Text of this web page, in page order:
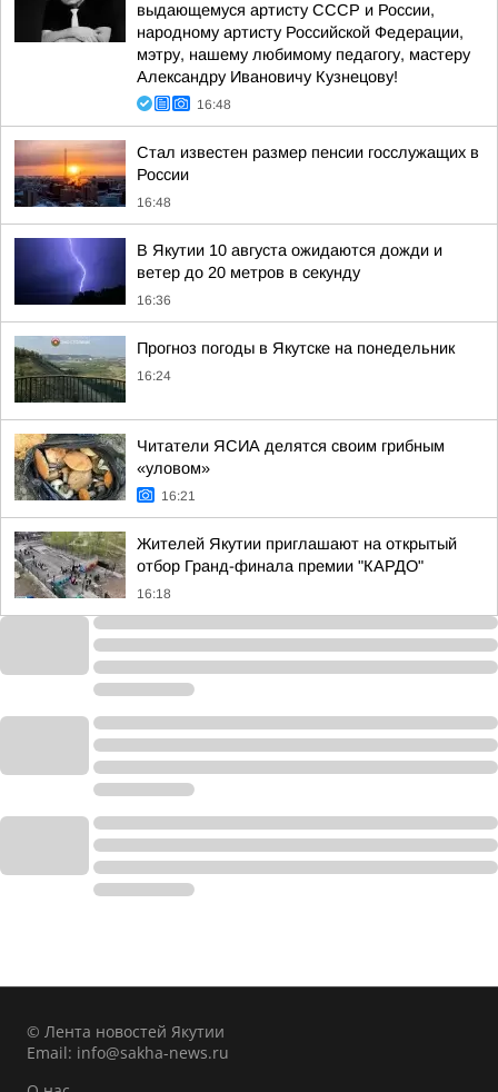
выдающемуся артисту СССР и России,
народному артисту Российской Федерации,
мэтру, нашему любимому педагогу, мастеру
Александру Ивановичу Кузнецову!
16:48
Стал известен размер пенсии госслужащих в
России
16:48
В Якутии 10 августа ожидаются дожди и
ветер до 20 метров в секунду
16:36
Прогноз погоды в Якутске на понедельник
16:24
Читатели ЯСИА делятся своим грибным
«уловом»
16:21
Жителей Якутии приглашают на открытый
отбор Гранд-финала премии "КАРДО"
16:18
© Лента новостей Якутии
Email: info@sakha-news.ru